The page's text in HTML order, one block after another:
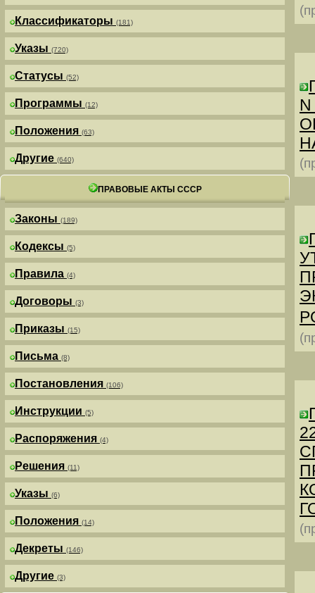
Классификаторы (181)
Указы (720)
Статусы (52)
Программы (12)
Положения (63)
Другие (640)
ПРАВОВЫЕ АКТЫ СССР
Законы (189)
Кодексы (5)
Правила (4)
Договоры (3)
Приказы (15)
Письма (8)
Постановления (106)
Инструкции (5)
Распоряжения (4)
Решения (11)
Указы (6)
Положения (14)
Декреты (146)
Другие (3)